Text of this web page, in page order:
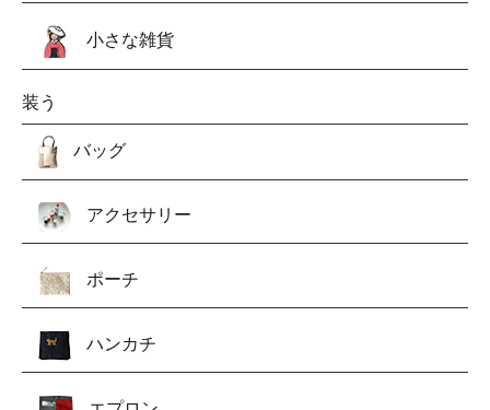
小さな雑貨
装う
バッグ
アクセサリー
ポーチ
ハンカチ